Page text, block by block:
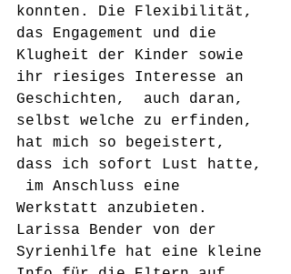
konnten. Die Flexibilität,
das Engagement und die
Klugheit der Kinder sowie
ihr riesiges Interesse an
Geschichten,  auch daran,
selbst welche zu erfinden,
hat mich so begeistert,
dass ich sofort Lust hatte,
im Anschluss eine
Werkstatt anzubieten.
Larissa Bender von der
Syrienhilfe hat eine kleine